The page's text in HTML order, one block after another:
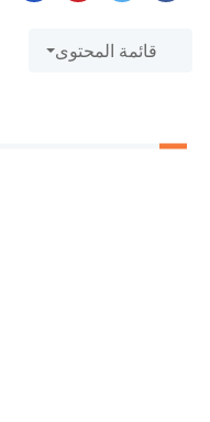
قائمة المحتوى